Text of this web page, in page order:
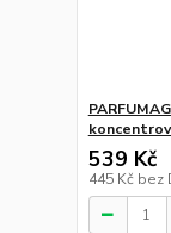
539 Kč
445 Kč bez